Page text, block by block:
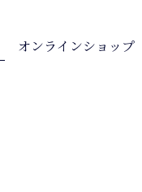
オンラインショップ